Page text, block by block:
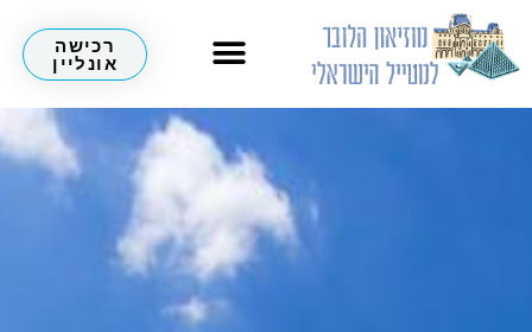
רכישה
אונליין